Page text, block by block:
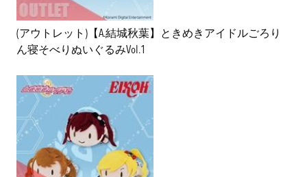
(アウトレット)【A.結城秋葉】ときめきアイドルごろり
ん寝そべりぬいぐるみVol.1